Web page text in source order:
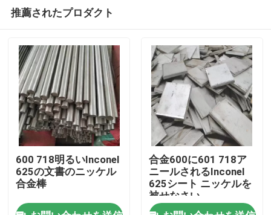
推薦されたプロダクト
600 718明るいInconel
625の文書のニッケル
合金棒
合金600に601 718ア
ニールされるInconel
625シート ニッケルを
被せなさい